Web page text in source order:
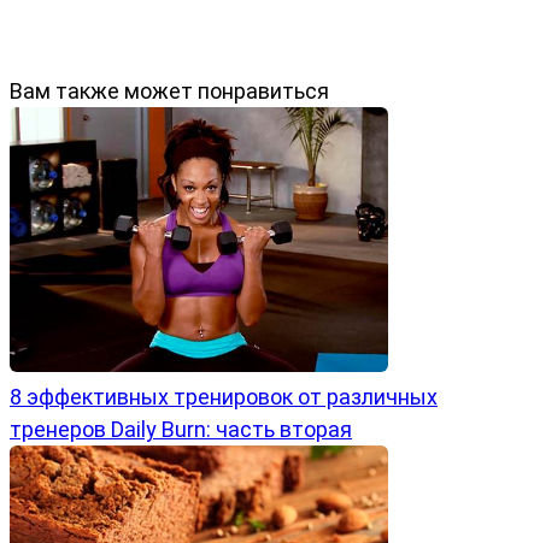
Вам также может понравиться
8 эффективных тренировок от различных
тренеров Daily Burn: часть вторая